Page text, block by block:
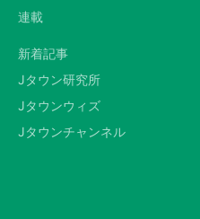
連載
新着記事
Jタウン研究所
Jタウンウィズ
Jタウンチャンネル